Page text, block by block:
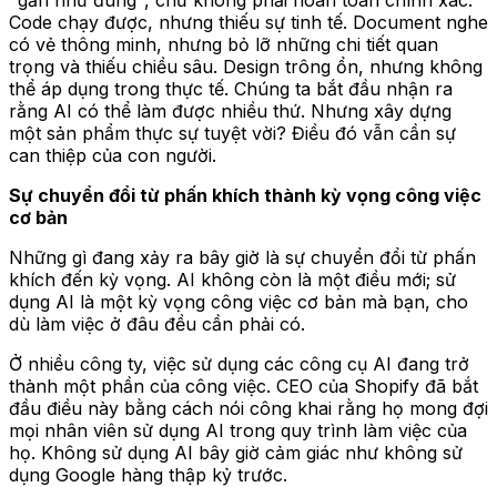
Code chạy được, nhưng thiếu sự tinh tế. Document nghe
có vẻ thông minh, nhưng bỏ lỡ những chi tiết quan
trọng và thiếu chiều sâu. Design trông ổn, nhưng không
thể áp dụng trong thực tế. Chúng ta bắt đầu nhận ra
rằng AI có thể làm được nhiều thứ. Nhưng xây dựng
một sản phẩm thực sự tuyệt vời? Điều đó vẫn cần sự
can thiệp của con người.
Sự chuyển đổi từ phấn khích thành kỳ vọng công việc
cơ bản
Những gì đang xảy ra bây giờ là sự chuyển đổi từ phấn
khích đến kỳ vọng. AI không còn là một điều mới; sử
dụng AI là một kỳ vọng công việc cơ bản mà bạn, cho
dù làm việc ở đâu đều cần phải có.
Ở nhiều công ty, việc sử dụng các công cụ AI đang trở
thành một phần của công việc. CEO của Shopify đã bắt
đầu điều này bằng cách nói công khai rằng họ mong đợi
mọi nhân viên sử dụng AI trong quy trình làm việc của
họ. Không sử dụng AI bây giờ cảm giác như không sử
dụng Google hàng thập kỷ trước.